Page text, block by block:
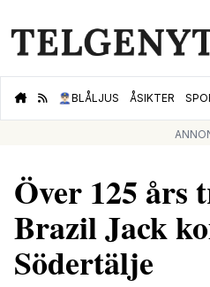
👮🏻‍♂️BLÅLJUS ÅSIKTER
Över 125 års
Brazil Jack
Södertälje